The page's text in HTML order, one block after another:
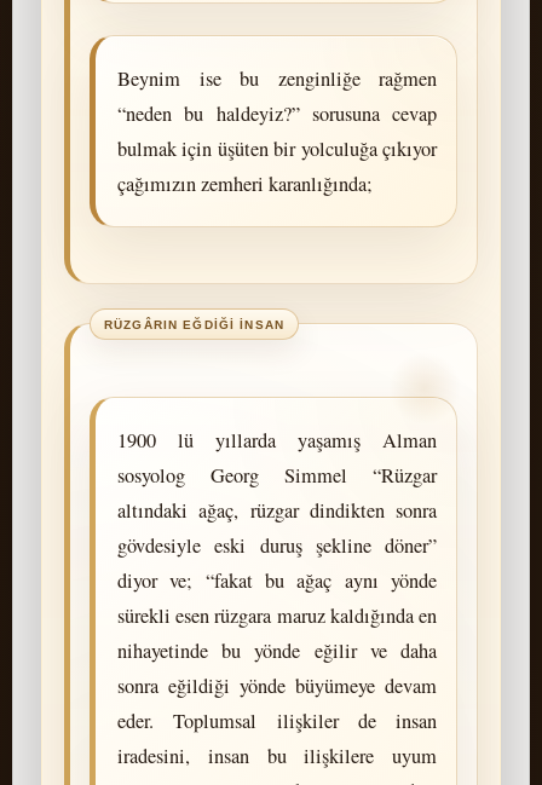
Beynim ise bu zenginliğe rağmen
“neden bu haldeyiz?” sorusuna cevap
bulmak için üşüten bir yolculuğa çıkıyor
çağımızın zemheri karanlığında;
1900 lü yıllarda yaşamış Alman
sosyolog Georg Simmel “Rüzgar
altındaki ağaç, rüzgar dindikten sonra
gövdesiyle eski duruş şekline döner”
diyor ve; “fakat bu ağaç aynı yönde
sürekli esen rüzgara maruz kaldığında en
nihayetinde bu yönde eğilir ve daha
sonra eğildiği yönde büyümeye devam
eder. Toplumsal ilişkiler de insan
iradesini, insan bu ilişkilere uyum